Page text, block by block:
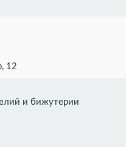
12
и бижутерии